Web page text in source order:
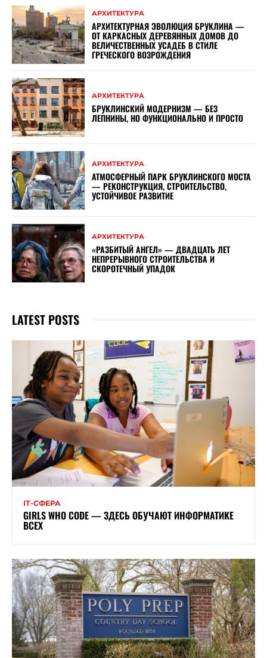
АРХИТЕКТУРА
АРХИТЕКТУРНАЯ ЭВОЛЮЦИЯ БРУКЛИНА —
ОТ КАРКАСНЫХ ДЕРЕВЯННЫХ ДОМОВ ДО
ВЕЛИЧЕСТВЕННЫХ УСАДЕБ В СТИЛЕ
ГРЕЧЕСКОГО ВОЗРОЖДЕНИЯ
АРХИТЕКТУРА
БРУКЛИНСКИЙ МОДЕРНИЗМ — БЕЗ
ЛЕПНИНЫ, НО ФУНКЦИОНАЛЬНО И ПРОСТО
АРХИТЕКТУРА
АТМОСФЕРНЫЙ ПАРК БРУКЛИНСКОГО МОСТА
— РЕКОНСТРУКЦИЯ, СТРОИТЕЛЬСТВО,
УСТОЙЧИВОЕ РАЗВИТИЕ
АРХИТЕКТУРА
«РАЗБИТЫЙ АНГЕЛ» — ДВАДЦАТЬ ЛЕТ
НЕПРЕРЫВНОГО СТРОИТЕЛЬСТВА И
СКОРОТЕЧНЫЙ УПАДОК
LATEST POSTS
ІТ-СФЕРА
GIRLS WHO CODE — ЗДЕСЬ ОБУЧАЮТ ИНФОРМАТИКЕ
ВСЕХ